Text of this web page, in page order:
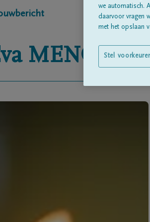
MENGELS
we automatisch.
daarvoor vragen
met het opslaan
Stel